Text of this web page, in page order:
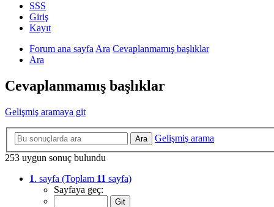
SSS
Giriş
Kayıt
Forum ana sayfaAra Cevaplanmamış başlıklar
Ara
Cevaplanmamış başlıklar
Gelişmiş aramaya git
Ara
Gelişmiş arama
253 uygun sonuç bulundu
1. sayfa (Toplam 11 sayfa)
Sayfaya geç: